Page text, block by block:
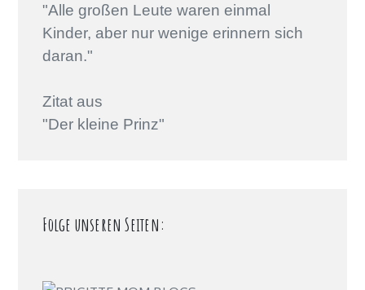
"Alle großen Leute waren einmal
Kinder, aber nur wenige erinnern sich
daran."
Zitat aus
"Der kleine Prinz"
Folge unseren Seiten: